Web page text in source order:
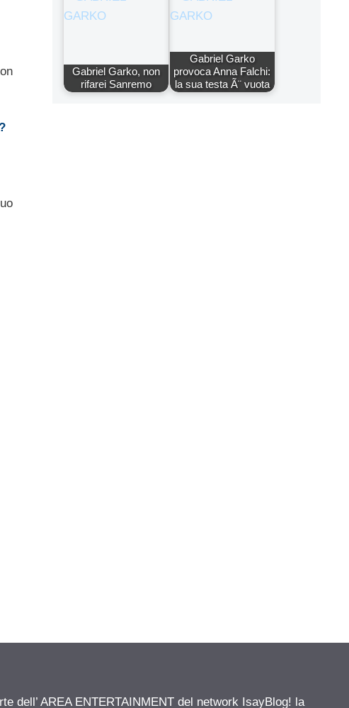
Gabriel Garko, non
rifarei Sanremo
Gabriel Garko
provoca Anna Falchi:
la sua testa Ã¨ vuota
dell’ AREA ENTERTAINMENT del network IsayBlog! la